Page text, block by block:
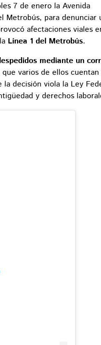
7 de enero la Avenida
Metrobús, para denunciar
afectaciones viales
Línea 1 del Metrobús.
mediante un
que varios de ellos cuentan
decisión viola la Ley
y derechos